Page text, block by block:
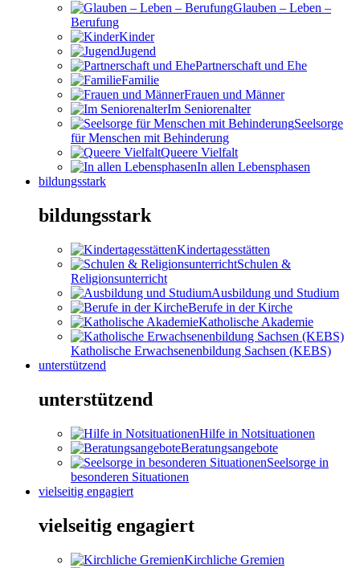
Glauben – Leben –
Berufung
Kinder
Jugend
Partnerschaft und Ehe
Familie
Frauen und Männer
Im Seniorenalter
Seelsorge
für Menschen mit Behinderung
Queere Vielfalt
In allen Lebensphasen
bildungsstark
bildungsstark
Kindertagesstätten
Schulen &
Religionsunterricht
Ausbildung und Studium
Berufe in der Kirche
Katholische Akademie
Katholische Erwachsenenbildung Sachsen (KEBS)
unterstützend
unterstützend
Hilfe in Notsituationen
Beratungsangebote
Seelsorge in
besonderen Situationen
vielseitig engagiert
vielseitig engagiert
Kirchliche Gremien